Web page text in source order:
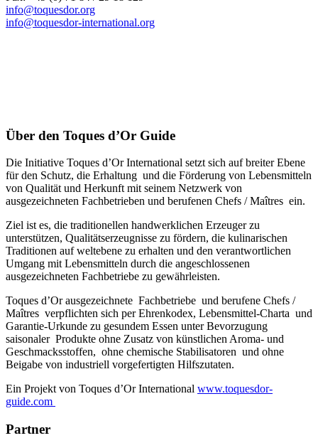
info@toquesdor.org
info@toquesdor-international.org
Über den Toques d’Or Guide
Die Initiative Toques d’Or International setzt sich auf breiter Ebene
für den Schutz, die Erhaltung und die Förderung von Lebensmitteln
von Qualität und Herkunft mit seinem Netzwerk von
ausgezeichneten Fachbetrieben und berufenen Chefs / Maîtres ein.
Ziel ist es, die traditionellen handwerklichen Erzeuger zu
unterstützen, Qualitätserzeugnisse zu fördern, die kulinarischen
Traditionen auf weltebene zu erhalten und den verantwortlichen
Umgang mit Lebensmitteln durch die angeschlossenen
ausgezeichneten Fachbetriebe zu gewährleisten.
Toques d’Or ausgezeichnete Fachbetriebe und berufene Chefs /
Maîtres verpflichten sich per Ehrenkodex, Lebensmittel-Charta und
Garantie-Urkunde zu gesundem Essen unter Bevorzugung
saisonaler Produkte ohne Zusatz von künstlichen Aroma- und
Geschmacksstoffen, ohne chemische Stabilisatoren und ohne
Beigabe von industriell vorgefertigten Hilfszutaten.
Ein Projekt von Toques d’Or International www.toquesdor-
guide.com
Partner